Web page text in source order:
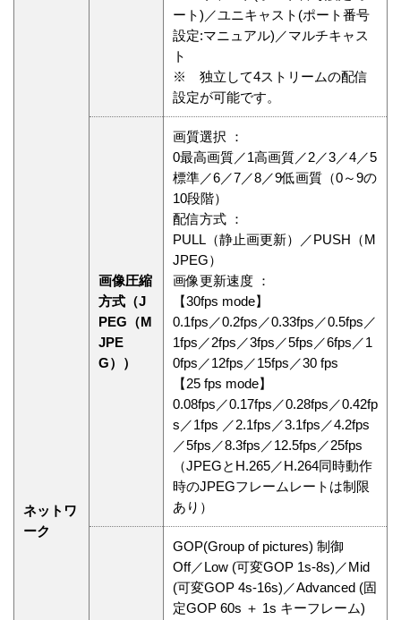
ネットワ
ーク
ート)／ユニキャスト(ポート番号
設定:マニュアル)／マルチキャス
ト
※ 独立して4ストリームの配信
設定が可能です。
画像圧縮
方式（J
PEG（M
JPE
G））
画質選択 ：
0最高画質／1高画質／2／3／4／5
標準／6／7／8／9低画質（0～9の
10段階）
配信方式 ：
PULL（静止画更新）／PUSH（M
JPEG）
画像更新速度 ：
【30fps mode】
0.1fps／0.2fps／0.33fps／0.5fps／
1fps／2fps／3fps／5fps／6fps／1
0fps／12fps／15fps／30 fps
【25 fps mode】
0.08fps／0.17fps／0.28fps／0.42fp
s／1fps ／2.1fps／3.1fps／4.2fps
／5fps／8.3fps／12.5fps／25fps
（JPEGとH.265／H.264同時動作
時のJPEGフレームレートは制限
あり）
GOP(Group of pictures) 制御
Off／Low (可変GOP 1s-8s)／Mid
(可変GOP 4s-16s)／Advanced (固
定GOP 60s ＋ 1s キーフレーム)